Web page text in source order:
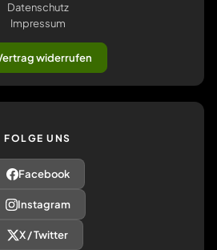
Datenschutz
Impressum
widerrufen
FOLGE UNS
Facebook
Instagram
X / Twitter